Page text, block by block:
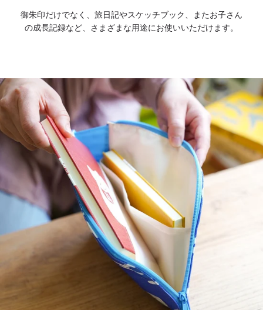
御朱印だけでなく、旅日記やスケッチブック、またお子さん
の成長記録など、さまざまな用途にお使いいただけます。